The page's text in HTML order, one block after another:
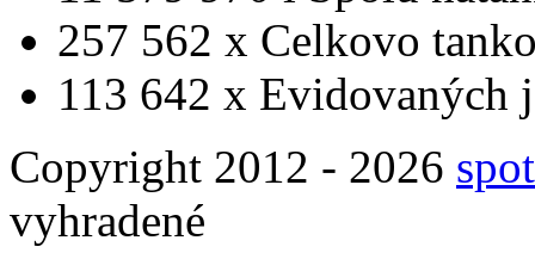
257 562 x Celkovo
113 642 x Evidovaných
Copyright 2012 - 2026
vyhradené